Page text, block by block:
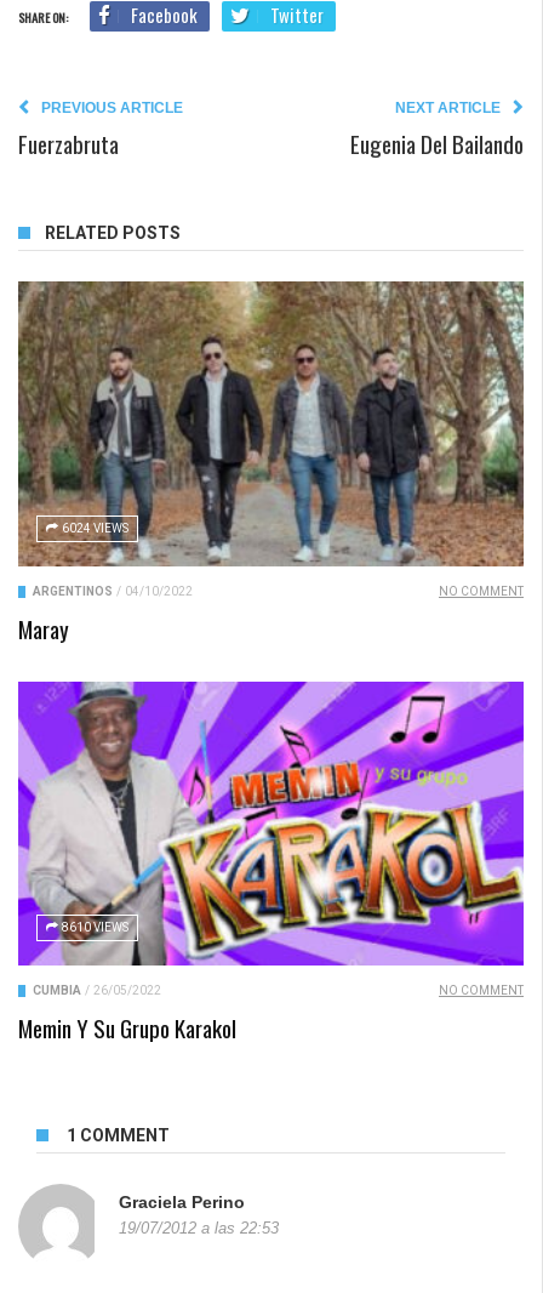
SHARE ON: Facebook Twitter
PREVIOUS ARTICLE
Fuerzabruta
NEXT ARTICLE
Eugenia Del Bailando
RELATED POSTS
6024 VIEWS
ARGENTINOS / 04/10/2022 NO COMMENT
Maray
8610 VIEWS
CUMBIA / 26/05/2022 NO COMMENT
Memin Y Su Grupo Karakol
1 COMMENT
Graciela Perino
19/07/2012 a las 22:53